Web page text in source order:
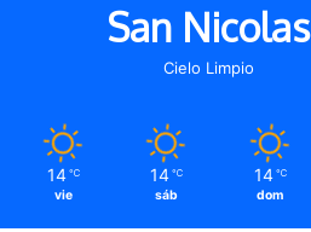
San Nicolas
Cielo Limpio
14 ℃
vie
14 ℃
sáb
14 ℃
dom